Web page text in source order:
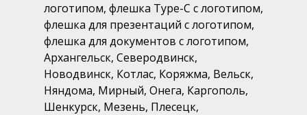
логотипом, флешка Type-C с логотипом,
флешка для презентаций с логотипом,
флешка для документов с логотипом,
Архангельск, Северодвинск,
Новодвинск, Котлас, Коряжма, Вельск,
Няндома, Мирный, Онега, Каргополь,
Шенкурск, Мезень, Плесецк,